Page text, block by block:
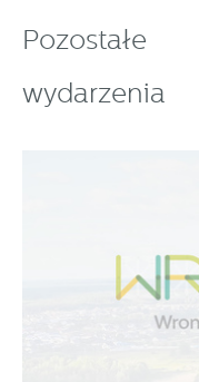
Pozostałe
wydarzenia